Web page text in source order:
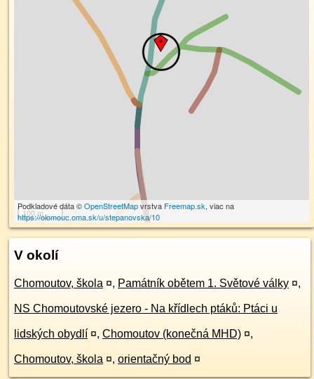
100 m
Podkladové dáta ©OpenStreetMapvrstva Freemap.sk, viac na
https://olomouc.oma.sk/u/stepanovska/10
V okolí
Chomoutov, škola ¤, Památník obětem 1. Světové války ¤,
NS Chomoutovské jezero - Na křídlech ptáků: Ptáci u
lidských obydlí ¤, Chomoutov (konečná MHD) ¤,
Chomoutov, škola ¤, orientačný bod ¤